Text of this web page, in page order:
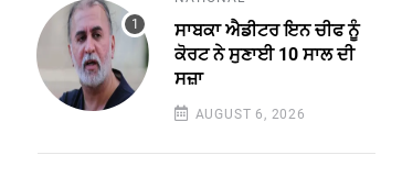
ਸਾਬਕਾ ਐਡੀਟਰ ਇਨ ਚੀਫ ਨੂੰ
ਕੋਰਟ ਨੇ ਸੁਣਾਈ 10 ਸਾਲ ਦੀ
ਸਜ਼ਾ
AUGUST 6, 2026